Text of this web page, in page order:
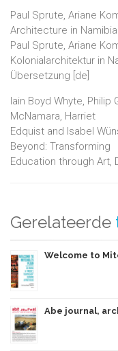
Paul Sprute, Ariane
Architecture in
Paul Sprute, Ariane
Kolonialarchitektur in
Übersetzung [de]
Iain Boyd Whyte, Philip
McNamara, Harriet
Edquist and Isabel
Beyond: Transforming
Education through Art,
Gerelateerde
Welcome to
Abe journal,